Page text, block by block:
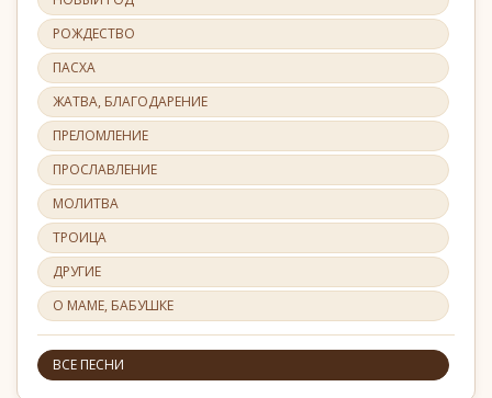
РОЖДЕСТВО
ПАСХА
ЖАТВА, БЛАГОДАРЕНИЕ
ПРЕЛОМЛЕНИЕ
ПРОСЛАВЛЕНИЕ
МОЛИТВА
ТРОИЦА
ДРУГИЕ
О МАМЕ, БАБУШКЕ
ВСЕ ПЕСНИ